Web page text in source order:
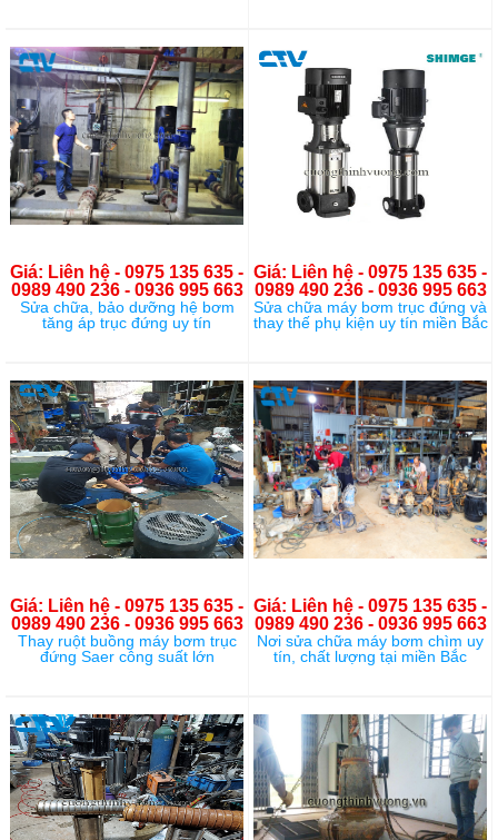
Giá: Liên hệ - 0975 135 635 -
0989 490 236 - 0936 995 663
Sửa chữa, bảo dưỡng hệ bơm
tăng áp trục đứng uy tín
Giá: Liên hệ - 0975 135 635 -
0989 490 236 - 0936 995 663
Sửa chữa máy bơm trục đứng và
thay thế phụ kiện uy tín miền Bắc
Giá: Liên hệ - 0975 135 635 -
0989 490 236 - 0936 995 663
Thay ruột buồng máy bơm trục
đứng Saer công suất lớn
Giá: Liên hệ - 0975 135 635 -
0989 490 236 - 0936 995 663
Nơi sửa chữa máy bơm chìm uy
tín, chất lượng tại miền Bắc